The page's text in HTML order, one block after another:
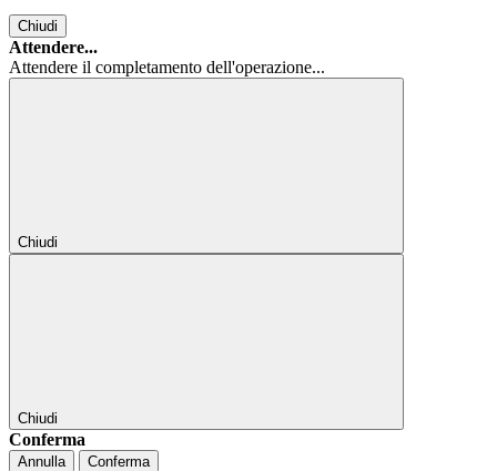
Chiudi
Attendere...
Attendere il completamento dell'operazione...
Chiudi
Chiudi
Conferma
Annulla Conferma